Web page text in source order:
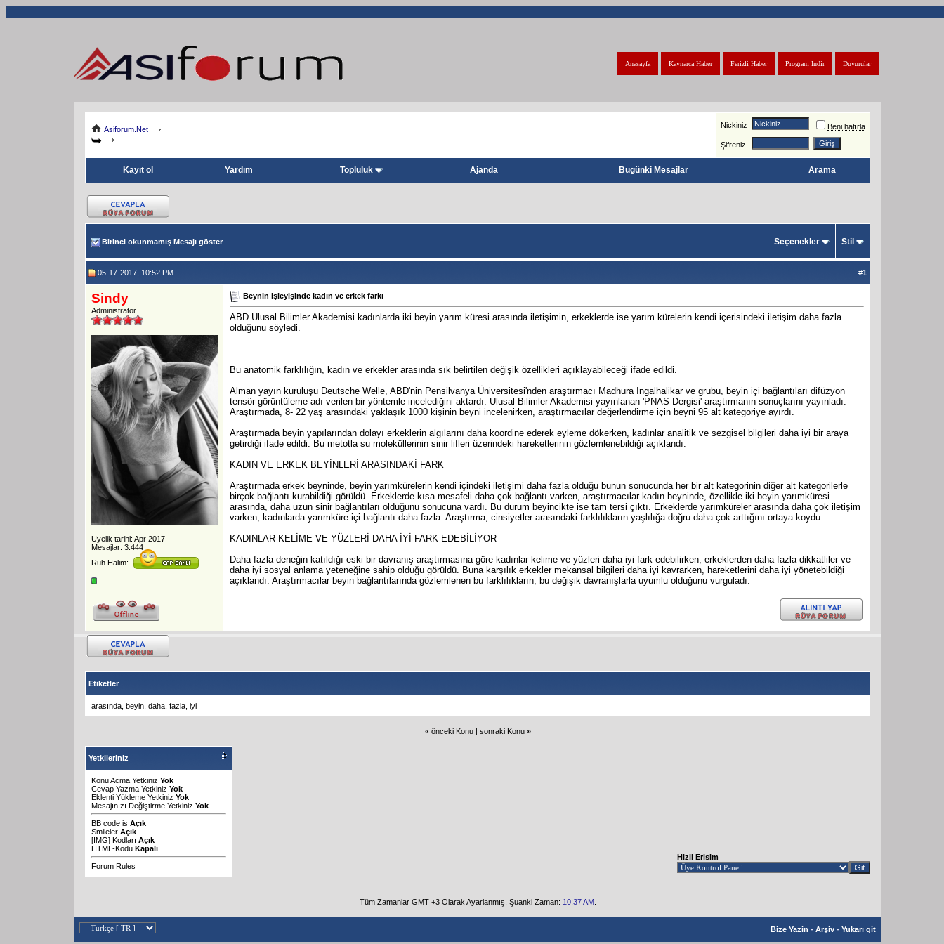
Duyurular
Program İndir
Ferizli Haber
Kaynarca Haber
Anasayfa
Asiforum.Net Nickiniz Beni hatırla
Şifreniz
Kayıt ol Yardım Topluluk Ajanda Bugünki Mesajlar Arama
Birinci okunmamış Mesajı göster Seçenekler Stil
05-17-2017, 10:52 PM #1
Sindy
Administrator
Üyelik tarihi: Apr 2017
Mesajlar: 3.444
Ruh Halim:
Beynin işleyişinde kadın ve erkek farkı
ABD Ulusal Bilimler Akademisi kadınlarda iki beyin yarım küresi arasında iletişimin, erkeklerde ise yarım kürelerin kendi içerisindeki iletişim daha fazla
olduğunu söyledi.
Bu anatomik farklılığın, kadın ve erkekler arasında sık belirtilen değişik özellikleri açıklayabileceği ifade edildi.
Alman yayın kuruluşu Deutsche Welle, ABD'nin Pensilvanya Üniversitesi'nden araştırmacı Madhura Ingalhalikar ve grubu, beyin içi bağlantıları difüzyon
tensör görüntüleme adı verilen bir yöntemle incelediğini aktardı. Ulusal Bilimler Akademisi yayınlanan 'PNAS Dergisi' araştırmanın sonuçlarını yayınladı.
Araştırmada, 8- 22 yaş arasındaki yaklaşık 1000 kişinin beyni incelenirken, araştırmacılar değerlendirme için beyni 95 alt kategoriye ayırdı.
Araştırmada beyin yapılarından dolayı erkeklerin algılarını daha koordine ederek eyleme dökerken, kadınlar analitik ve sezgisel bilgileri daha iyi bir araya
getirdiği ifade edildi. Bu metotla su moleküllerinin sinir lifleri üzerindeki hareketlerinin gözlemlenebildiği açıklandı.
KADIN VE ERKEK BEYİNLERİ ARASINDAKİ FARK
Araştırmada erkek beyninde, beyin yarımkürelerin kendi içindeki iletişimi daha fazla olduğu bunun sonucunda her bir alt kategorinin diğer alt kategorilerle
birçok bağlantı kurabildiği görüldü. Erkeklerde kısa mesafeli daha çok bağlantı varken, araştırmacılar kadın beyninde, özellikle iki beyin yarımküresi
arasında, daha uzun sinir bağlantıları olduğunu sonucuna vardı. Bu durum beyincikte ise tam tersi çıktı. Erkeklerde yarımküreler arasında daha çok iletişim
varken, kadınlarda yarımküre içi bağlantı daha fazla. Araştırma, cinsiyetler arasındaki farklılıkların yaşlılığa doğru daha çok arttığını ortaya koydu.
KADINLAR KELİME VE YÜZLERİ DAHA İYİ FARK EDEBİLİYOR
Daha fazla deneğin katıldığı eski bir davranış araştırmasına göre kadınlar kelime ve yüzleri daha iyi fark edebilirken, erkeklerden daha fazla dikkatliler ve
daha iyi sosyal anlama yeteneğine sahip olduğu görüldü. Buna karşılık erkekler mekansal bilgileri daha iyi kavrarken, hareketlerini daha iyi yönetebildiği
açıklandı. Araştırmacılar beyin bağlantılarında gözlemlenen bu farklılıkların, bu değişik davranışlarla uyumlu olduğunu vurguladı.
Etiketler
arasında beyin daha fazla iyi
« önceki Konu| sonraki Konu »
Yetkileriniz
Konu Acma Yetkiniz Yok
Cevap Yazma Yetkiniz Yok
Eklenti Yükleme Yetkiniz Yok
Mesajınızı Değiştirme Yetkiniz Yok
BB code is Açık
Smileler Açık
[IMG] Kodları Açık
HTML-Kodu Kapalı
Forum Rules
Hizli Erisim
Tüm Zamanlar GMT +3 Olarak Ayarlanmış. Şuanki Zaman: 10:37 AM.
Bize Yazin - Arşiv - Yukarı git